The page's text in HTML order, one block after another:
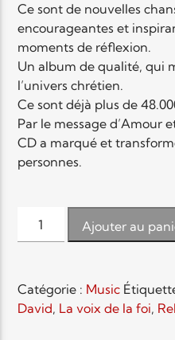
Elyon Hits
Elyon Live
Ce sont de nouvelles
encourageantes et
moments de réflexion.
Un album de qualité, qui
l’univers chrétien.
Ce sont déjà plus de
Par le message d’Amour
CD a marqué et
personnes.
quantité
de
la
Ajouter au
Catégorie : Music
David, La voix de la foi,